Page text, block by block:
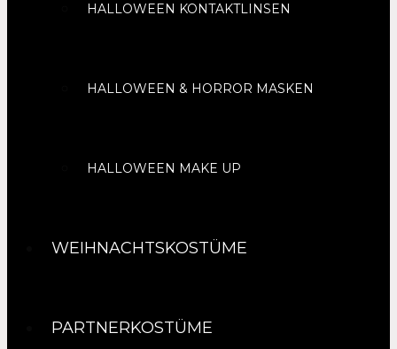
HALLOWEEN KONTAKTLINSEN
HALLOWEEN & HORROR MASKEN
HALLOWEEN MAKE UP
WEIHNACHTSKOSTÜME
PARTNERKOSTÜME